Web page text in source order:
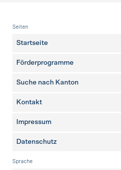
Fusszeile
Seiten
Startseite
Förderprogramme
Suche nach Kanton
weitere Seiten
Kontakt
Impressum
Datenschutz
Sprache